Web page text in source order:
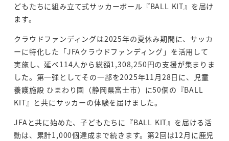
どもたちに組み立て式サッカーボール『BALL KIT』を届け
ます。
クラウドファンディングは2025年の夏休み期間に、サッカ
ーに特化した「JFAクラウドファンディング」を活用して
実施し、延べ114人から総額1,308,250円の支援が集まりま
した。第一弾としてその一部を2025年11月28日に、児童
養護施設 ひまわり園（静岡県富士市）に50個の『BALL
KIT』と共にサッカーの体験を届けました。
JFAと共に始めた、子どもたちに『BALL KIT』を届ける活
動は、累計1,000個達成まで続きます。第2回は12月に鹿児